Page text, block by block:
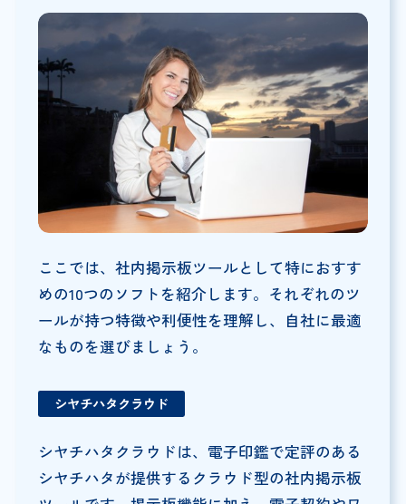
ここでは、社内掲示板ツールとして特におすす
めの10つのソフトを紹介します。それぞれのツ
ールが持つ特徴や利便性を理解し、自社に最適
なものを選びましょう。
シヤチハタクラウド
シヤチハタクラウドは、電子印鑑で定評のある
シヤチハタが提供するクラウド型の社内掲示板